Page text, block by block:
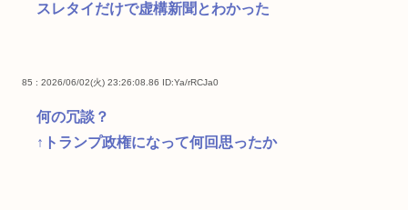
スレタイだけで虚構新聞とわかった
85 : 2026/06/02(火) 23:26:08.86 ID:Ya/rRCJa0
何の冗談？
↑トランプ政権になって何回思ったか